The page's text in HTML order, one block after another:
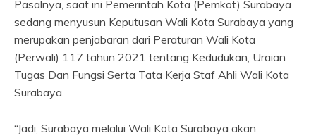
Pasalnya, saat ini Pemerintah Kota (Pemkot) Surabaya
sedang menyusun Keputusan Wali Kota Surabaya yang
merupakan penjabaran dari Peraturan Wali Kota
(Perwali) 117 tahun 2021 tentang Kedudukan, Uraian
Tugas Dan Fungsi Serta Tata Kerja Staf Ahli Wali Kota
Surabaya.
“Jadi, Surabaya melalui Wali Kota Surabaya akan